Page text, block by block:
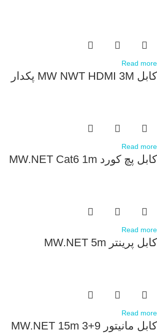
Read more
کابل MW NWT HDMI 3M پکدار
Read more
کابل پچ کورد MW.NET Cat6 1m
Read more
کابل پرینتر MW.NET 5m
Read more
کابل مانیتور 9+3 MW.NET 15m